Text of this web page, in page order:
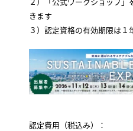
きます
３）認定資格の有効期限は
認定費用（税込み）：